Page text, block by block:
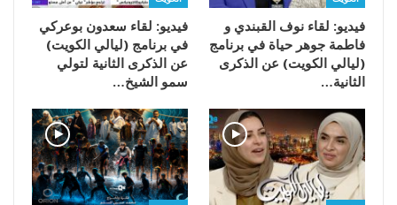
فيديو: لقاء نوف القبندي و
فاطمة جوهر حياة في برنامج
(ليالي الكويت) عن الذكرى
الثانية…
فيديو: لقاء سعدون بوعركي
في برنامج (ليالي الكويت)
عن الذكرى الثانية لتولي
سمو الشيخ…